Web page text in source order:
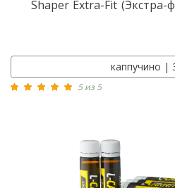
Shaper Extra-Fit (Экстра-
каппучино |
5 из 5